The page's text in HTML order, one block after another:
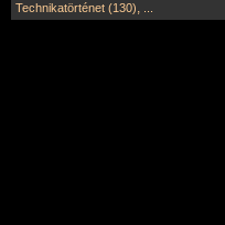
Technikatörténet (130),